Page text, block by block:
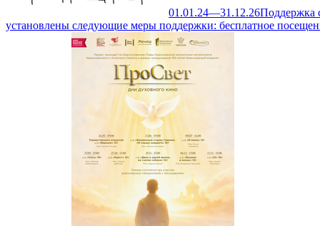
01.01.24—31.12.26Поддержка
установлены следующие меры поддержки: бесплатное